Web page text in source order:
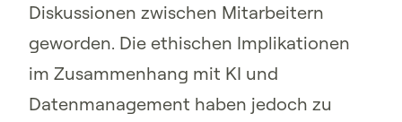
Diskussionen zwischen Mitarbeitern
geworden. Die ethischen Implikationen
im Zusammenhang mit KI und
Datenmanagement haben jedoch zu